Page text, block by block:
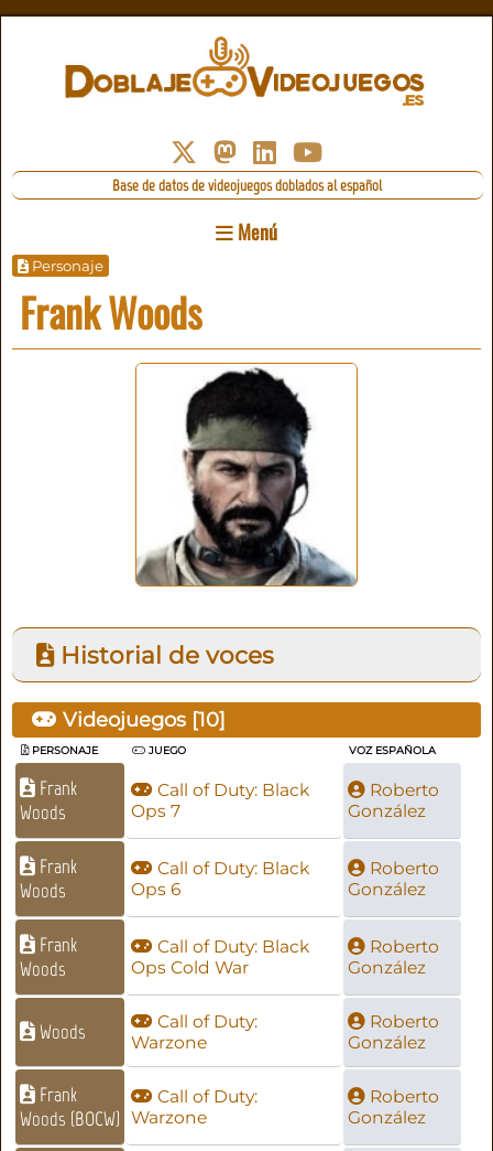
Base de datos de videojuegos doblados al español
Menú
Personaje
Frank Woods
Historial de voces
Videojuegos [10]
PERSONAJE JUEGO VOZ ESPAÑOLA
Frank
Woods
Call of Duty: Black
Ops 7
Roberto
González
Frank
Woods
Call of Duty: Black
Ops 6
Roberto
González
Frank
Woods
Call of Duty: Black
Ops Cold War
Roberto
González
Woods
Call of Duty:
Warzone
Roberto
González
Frank
Woods (BOCW)
Call of Duty:
Warzone
Roberto
González